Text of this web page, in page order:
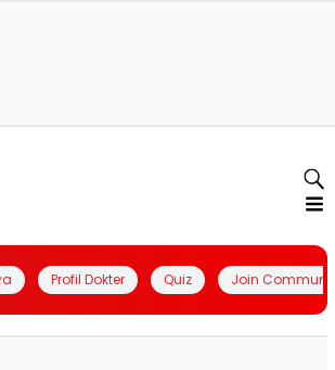
Profil Dokter Quiz Join Community